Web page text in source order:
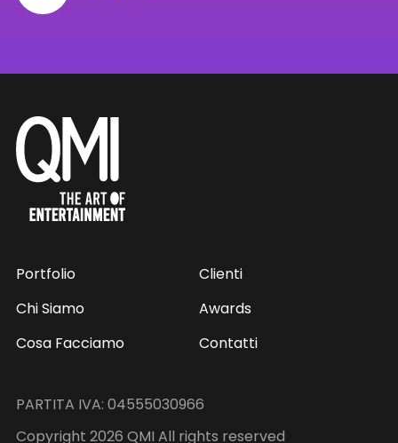
Portfolio
Chi Siamo
Cosa Facciamo
Clienti
Awards
Contatti
PARTITA IVA: 04555030966
Copyright 2026 QMI All rights reserved